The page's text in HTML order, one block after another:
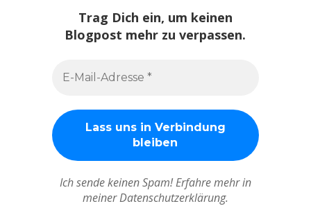
Trag Dich ein, um keinen
Blogpost mehr zu verpassen.
Ich sende keinen Spam! Erfahre mehr in
meiner Datenschutzerklärung.